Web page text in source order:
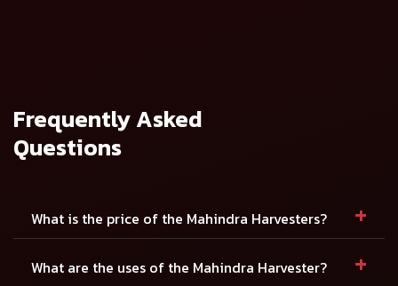
Frequently Asked
Questions
What is the price of the Mahindra Harvesters? +
What are the uses of the Mahindra Harvester? +